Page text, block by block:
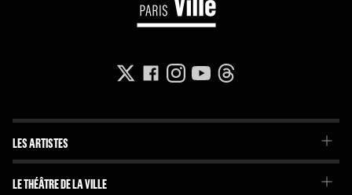
LES ARTISTES
La Troupe du Théâtre de la Ville
La Troupe de l'Imaginaire
LE THÉÂTRE DE LA VILLE